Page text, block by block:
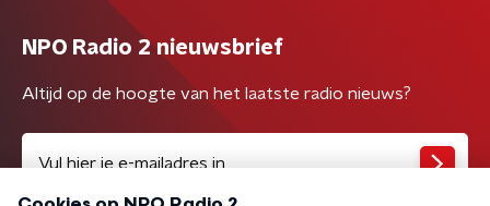
NPO Radio 2 nieuwsbrief
Altijd op de hoogte van het laatste radio nieuws?